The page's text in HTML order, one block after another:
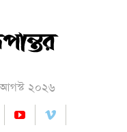
২০২৬